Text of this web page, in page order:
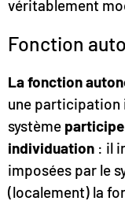
véritablement
Fonction
La fonction
une participation
système
individuation : il
imposées par le
(localement) la